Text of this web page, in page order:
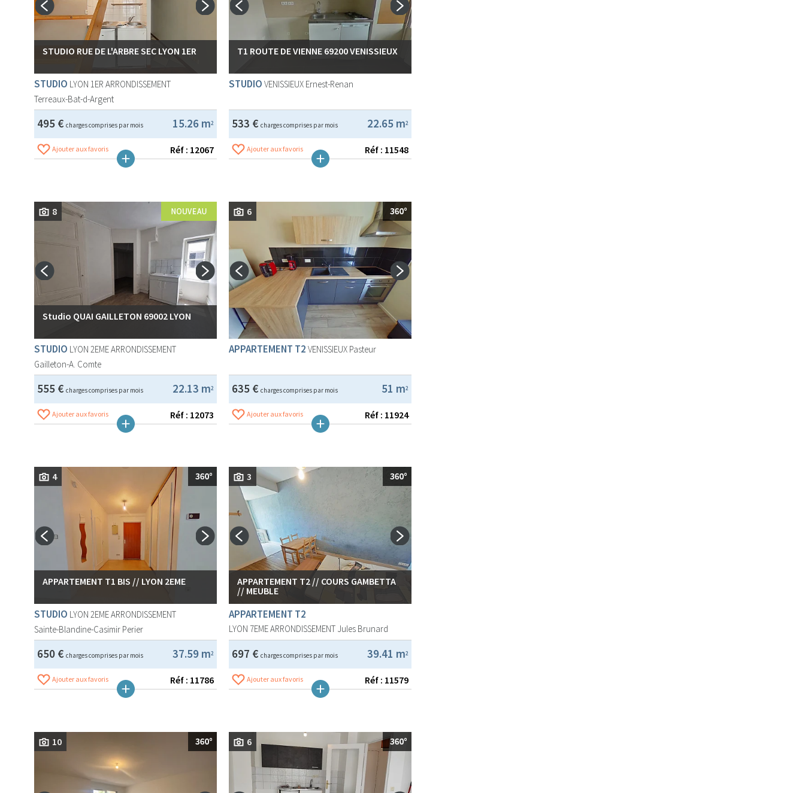
STUDIO RUE DE L'ARBRE SEC LYON 1ER
STUDIO LYON 1ER ARRONDISSEMENT
Terreaux-Bat-d-Argent
15.26 m2
495 € charges comprises par mois
Ajouter aux favoris Réf : 12067
T1 ROUTE DE VIENNE 69200 VENISSIEUX
STUDIO VENISSIEUX Ernest-Renan
22.65 m2
533 € charges comprises par mois
Ajouter aux favoris Réf : 11548
8
Studio QUAI GAILLETON 69002 LYON
STUDIO LYON 2EME ARRONDISSEMENT
Gailleton-A. Comte
22.13 m2
555 € charges comprises par mois
Ajouter aux favoris Réf : 12073
6
APPARTEMENT T2 VENISSIEUX Pasteur
51 m2
635 € charges comprises par mois
Ajouter aux favoris Réf : 11924
4
APPARTEMENT T1 BIS // LYON 2EME
STUDIO LYON 2EME ARRONDISSEMENT
Sainte-Blandine-Casimir Perier
37.59 m2
650 € charges comprises par mois
Ajouter aux favoris Réf : 11786
3
APPARTEMENT T2 // COURS GAMBETTA
// MEUBLE
APPARTEMENT T2
LYON 7EME ARRONDISSEMENT Jules Brunard
39.41 m2
697 € charges comprises par mois
Ajouter aux favoris Réf : 11579
10 6